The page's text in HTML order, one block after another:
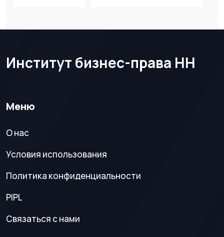
Институт бизнес-права НН
Меню
О нас
Условия использования
Политика конфиденциальности
PIPL
Связаться с нами